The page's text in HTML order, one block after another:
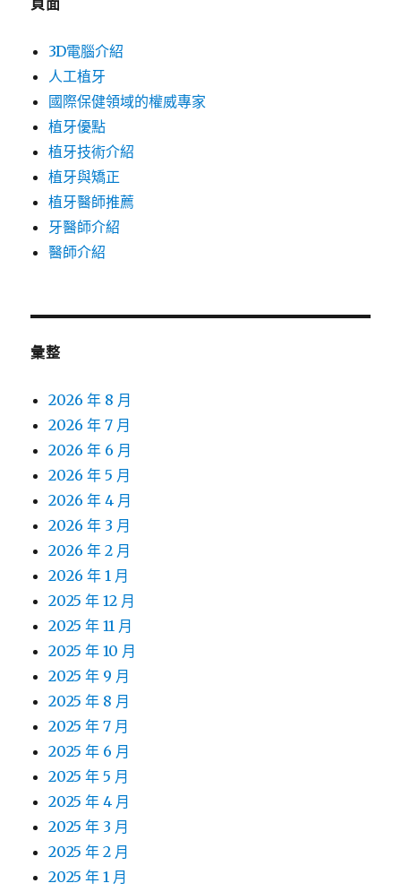
頁面
3D電腦介紹
人工植牙
國際保健領域的權威專家
植牙優點
植牙技術介紹
植牙與矯正
植牙醫師推薦
牙醫師介紹
醫師介紹
彙整
2026 年 8 月
2026 年 7 月
2026 年 6 月
2026 年 5 月
2026 年 4 月
2026 年 3 月
2026 年 2 月
2026 年 1 月
2025 年 12 月
2025 年 11 月
2025 年 10 月
2025 年 9 月
2025 年 8 月
2025 年 7 月
2025 年 6 月
2025 年 5 月
2025 年 4 月
2025 年 3 月
2025 年 2 月
2025 年 1 月